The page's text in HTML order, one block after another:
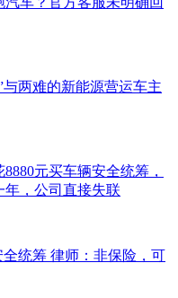
两难的新能源营运车主
元买车辆安全统筹，
年，公司直接失联
统筹 律师：非保险，可